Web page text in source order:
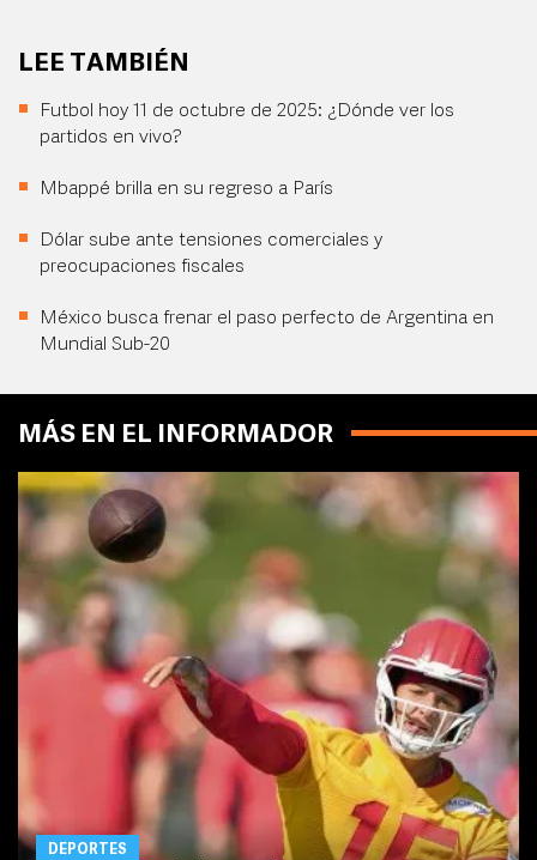
LEE TAMBIÉN
Futbol hoy 11 de octubre de 2025: ¿Dónde ver los
partidos en vivo?
Mbappé brilla en su regreso a París
Dólar sube ante tensiones comerciales y
preocupaciones fiscales
México busca frenar el paso perfecto de Argentina en
Mundial Sub-20
MÁS EN EL INFORMADOR
DEPORTES